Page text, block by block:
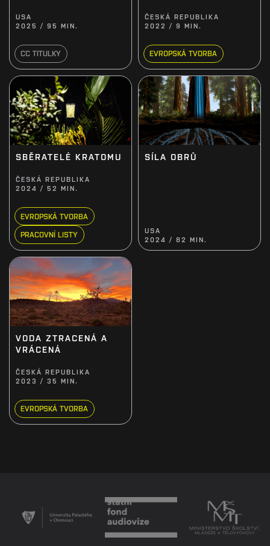
USA
2025 / 95 MIN.
CC TITULKY
ČESKÁ REPUBLIKA
2022 / 9 MIN.
EVROPSKÁ TVORBA
SBĚRATELÉ KRATOMU
ČESKÁ REPUBLIKA
2024 / 52 MIN.
EVROPSKÁ TVORBA
PRACOVNÍ LISTY
SÍLA OBRŮ
USA
2024 / 82 MIN.
VODA ZTRACENÁ A
VRÁCENÁ
ČESKÁ REPUBLIKA
2023 / 35 MIN.
EVROPSKÁ TVORBA